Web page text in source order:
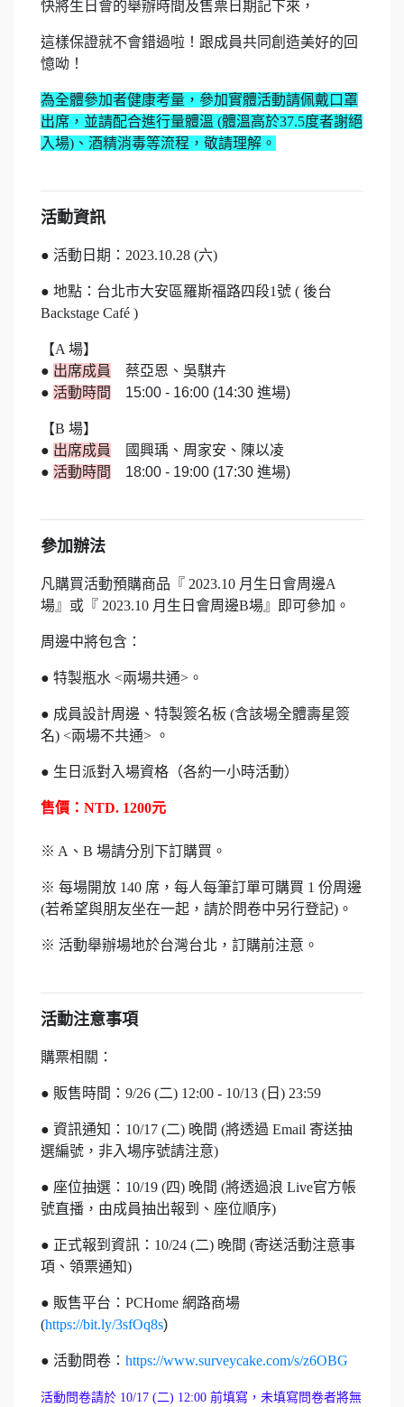
快將生日會的舉辦時間及售票日期記下來⁣，
這樣保證就不會錯過啦⁣！ 跟成員共同創造美好的回
憶呦！
為全體參加者健康考量，參加實體活動請佩戴口罩
出席，並請配合進行量體溫 (體溫高於37.5度者謝絕
入場)、酒精消毒等流程，敬請理解。
活動資訊
● 活動日期：2023.10.28 (六)
● 地點：台北市大安區羅斯福路四段1號 ( 後台
Backstage Café )
【A 場】
● 出席成員
蔡亞恩、吳騏卉
● 活動時間 15:00 - 16:00 (14:30 進場)
【B 場】
● 出席成員
國興瑀、周家安、陳以凌
● 活動時間 18:00 - 19:00 (17:30 進場)
參加辦法
凡購買活動預購商品『 2023.10 月生日會周邊A
場』或『 2023.10 月生日會周邊B場』即可參加。
周邊中將包含：
● 特製瓶水 <兩場共通>。
● 成員設計周邊、特製簽名板 (含該場全體壽星簽
名) <兩場不共通> 。
● 生日派對入場資格（各約一小時活動）
售價：NTD. 1200元
※ A、B 場請分別下訂購買。
※ 每場開放 140 席，每人每筆訂單可購買 1 份周邊
(若希望與朋友坐在一起，請於問卷中另行登記)。
※ 活動舉辦場地於台灣台北，訂購前注意。
活動注意事項
購票相關：
● 販售時間：9/26 (二) 12:00 - 10/13 (日 ) 23:59
● 資訊通知：10/17 (二) 晚間 (將透過 Email 寄送抽
選編號，非入場序號請注意)
● 座位抽選：10/19 (四) 晚間 (將透過浪 Live官方帳
號直播，由成員抽出報到、座位順序)
● 正式報到資訊：10/24 (二) 晚間 (寄送活動注意事
項、領票通知)
● 販售平台：PCHome 網路商場
(https://bit.ly/3sfOq8s)
● 活動問卷： https://www.surveycake.com/s/z6OBG
活動問卷請於 10/17 (二) 12:00 前填寫，未填寫問卷者將無